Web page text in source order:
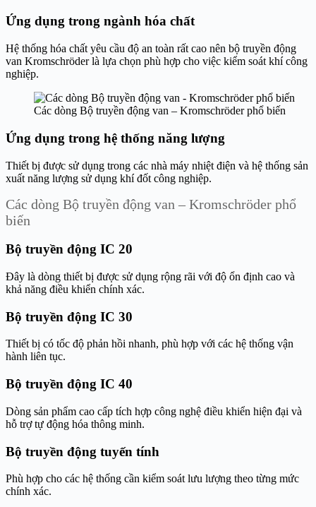
Ứng dụng trong ngành hóa chất
Hệ thống hóa chất yêu cầu độ an toàn rất cao nên bộ truyền động
van Kromschröder là lựa chọn phù hợp cho việc kiểm soát khí công
nghiệp.
Các dòng Bộ truyền động van – Kromschröder phổ biến
Ứng dụng trong hệ thống năng lượng
Thiết bị được sử dụng trong các nhà máy nhiệt điện và hệ thống sản
xuất năng lượng sử dụng khí đốt công nghiệp.
Các dòng Bộ truyền động van – Kromschröder phổ
biến
Bộ truyền động IC 20
Đây là dòng thiết bị được sử dụng rộng rãi với độ ổn định cao và
khả năng điều khiển chính xác.
Bộ truyền động IC 30
Thiết bị có tốc độ phản hồi nhanh, phù hợp với các hệ thống vận
hành liên tục.
Bộ truyền động IC 40
Dòng sản phẩm cao cấp tích hợp công nghệ điều khiển hiện đại và
hỗ trợ tự động hóa thông minh.
Bộ truyền động tuyến tính
Phù hợp cho các hệ thống cần kiểm soát lưu lượng theo từng mức
chính xác.